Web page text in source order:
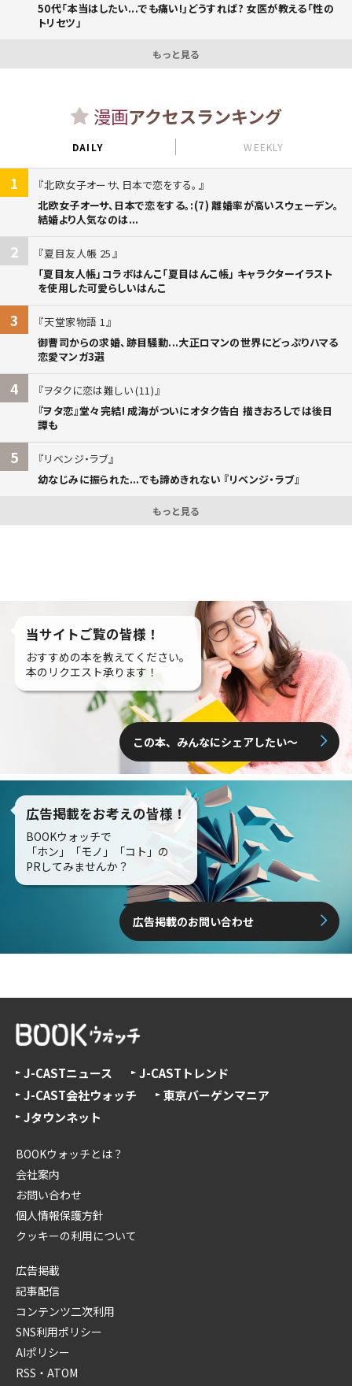
50代「本当はしたい...でも痛い!」どうすれば? 女医が教える「性の
トリセツ」
もっと見る
漫画アクセスランキング
DAILY WEEKLY
1
北欧女子オーサ、日本で恋をする。
北欧女子オーサ、日本で恋をする。:(7) 離婚率が高いスウェーデン。
結婚より人気なのは...
2
夏目友人帳 25
「夏目友人帳」コラボはんこ「夏目はんこ帳」 キャラクターイラスト
を使用した可愛らしいはんこ
3
天堂家物語 1
御曹司からの求婚、跡目騒動...大正ロマンの世界にどっぷりハマる
恋愛マンガ3選
4
ヲタクに恋は難しい (11)
『ヲタ恋』堂々完結! 成海がついにオタク告白 描きおろしでは後日
譚も
5
リベンジ・ラブ
幼なじみに振られた...でも諦めきれない 『リベンジ・ラブ』
もっと見る
当サイトご覧の皆様！
おすすめの本を教えてください。
本のリクエスト承ります！
この本、みんなにシェアしたい〜
広告掲載をお考えの皆様！
BOOKウォッチで
「ホン」「モノ」「コト」の
PRしてみませんか？
広告掲載のお問い合わせ
J-CASTニュース
J-CASTトレンド
J-CAST会社ウォッチ
東京バーゲンマニア
Jタウンネット
BOOKウォッチとは？
会社案内
お問い合わせ
個人情報保護方針
クッキーの利用について
広告掲載
記事配信
コンテンツ二次利用
SNS利用ポリシー
AIポリシー
RSS・ATOM